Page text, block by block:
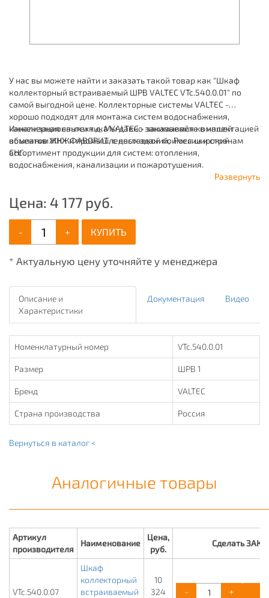
У нас вы можете найти и заказать такой товар как "Шкаф
коллекторный встраиваемый ШРВ VALTEC VTc.540.0.01" по
самой выгодной цене. Коллекторные системы VALTEC -
хорошо подходят для монтажа систем водоснабжения,
канализационных и т.д. Мы давно занимаемся комплектацией
объектов ЖКХ и промышленных зданий, имея широкий
ассортимент продукции для систем: отопления,
водоснабжения, канализации и пожаротушения.
Инженерная сантехника VALTEC - заказывайте в нашей
компании ИНЖФАВОРИТ, с доставкой по России и странам
СНГ.
Развернуть
Цена: 4 177 руб.
- + КУПИТЬ
* Актуальную цену уточняйте у менеджера
Описание и
Характеристики
Документация Видео
Номенклатурный номер VTc.540.0.01
Размер ШРВ 1
Бренд VALTEC
Страна производства Россия
Вернуться в каталог <
Аналогичные товары
Артикул
производителя
Наименование
Цена,
руб.
Сделать
VTc.540.0.07
Шкаф
коллекторный
встраиваемый
10
324
- +